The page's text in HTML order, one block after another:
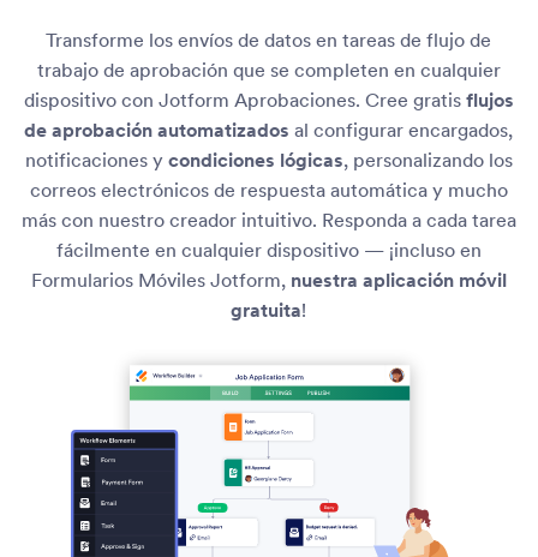
Transforme los envíos de datos en tareas de flujo de
trabajo de aprobación que se completen en cualquier
dispositivo con Jotform Aprobaciones. Cree gratisflujos
de aprobación automatizados al configurar encargados,
notificaciones ycondiciones lógicas, personalizando los
correos electrónicos de respuesta automática y mucho
más con nuestro creador intuitivo. Responda a cada tarea
fácilmente en cualquier dispositivo — ¡incluso en
Formularios Móviles Jotform, nuestra aplicación móvil
gratuita!